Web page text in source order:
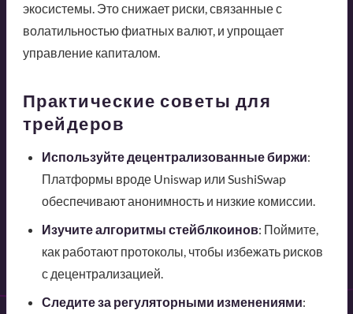
экосистемы. Это снижает риски, связанные с
волатильностью фиатных валют, и упрощает
управление капиталом.
Практические советы для
трейдеров
Используйте децентрализованные биржи:
Платформы вроде Uniswap или SushiSwap
обеспечивают анонимность и низкие комиссии.
Изучите алгоритмы стейблкоинов: Поймите,
как работают протоколы, чтобы избежать рисков
с децентрализацией.
Следите за регуляторными изменениями: